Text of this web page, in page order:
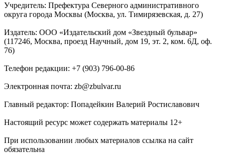
Учредитель: Префектура Северного административного
округа города Москвы (Москва, ул. Тимирязевская, д. 27)
Издатель: ООО «Издательский дом «Звездный бульвар»
(117246, Москва, проезд Научный, дом 19, эт. 2, ком. 6Д, оф.
76)
Телефон редакции: +7 (903) 796-00-86
Электронная почта: zb@zbulvar.ru
Главный редактор: Попадейкин Валерий Ростиславович
Настоящий ресурс может содержать материалы 12+
При использовании любых материалов ссылка на сайт
обязательна